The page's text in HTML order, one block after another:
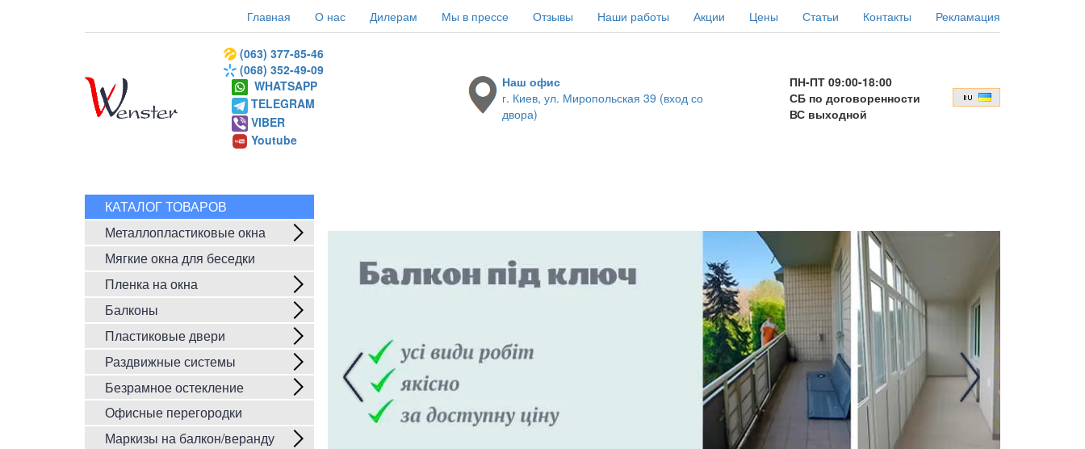
Главная О нас Дилерам Мы в прессе Отзывы Наши работы Акции Цены Статьи Контакты Рекламация
(063) 377-85-46
(068) 352-49-09
WHATSAPP
TELEGRAM
VIBER
Youtube
Наш офис
г. Киев, ул. Миропольская 39 (вход со
двора)
ПН-ПТ 09:00-18:00
СБ по договоренности
ВС выходной
КАТАЛОГ ТОВАРОВ
Металлопластиковые окна
Мягкие окна для беседки
Пленка на окна
Балконы
Пластиковые двери
Раздвижные системы
Безрамное остекление
Офисные перегородки
Маркизы на балкон/веранду